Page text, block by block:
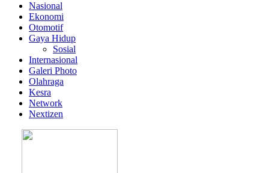
Nasional
Ekonomi
Otomotif
Gaya Hidup
Sosial
Internasional
Galeri Photo
Olahraga
Kesra
Network
Nextizen